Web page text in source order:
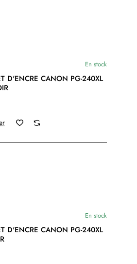
En stock
D'ENCRE CANON PG-240XL
En stock
D'ENCRE CANON PG-240XL